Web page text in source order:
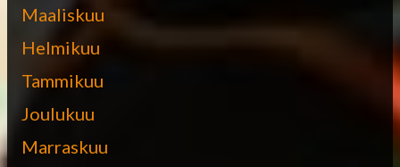
Maaliskuu
Helmikuu
Tammikuu
Joulukuu
Marraskuu